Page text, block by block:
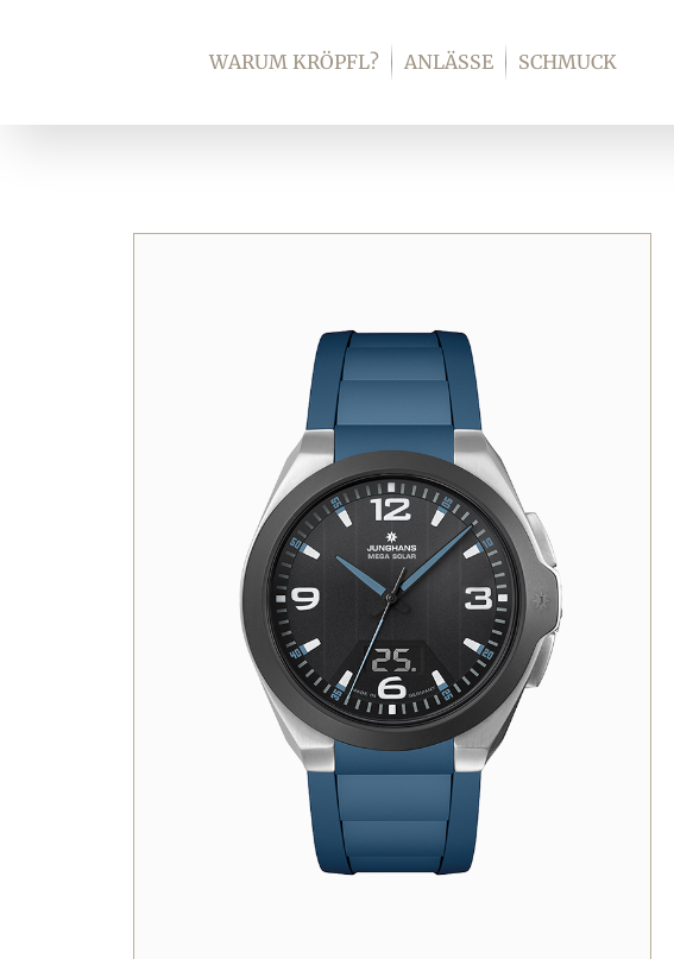
WARUM KRÖPFL? ANLÄSSE SCHMUCK